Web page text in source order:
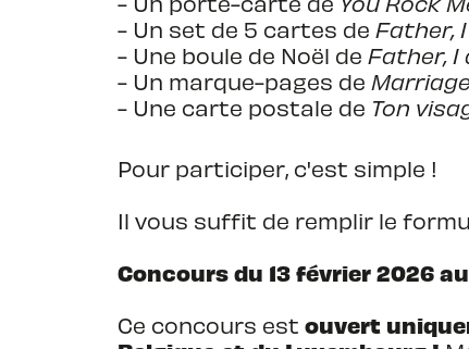
- Un set de 5 cartes de Father,
- Une boule de Noël de Father, I
- Un marque-pages de
- Une carte postale de Ton
Pour participer, c'est simple !
Il vous suffit de remplir le
Concours du 13 février 2026
Ce concours est ouvert